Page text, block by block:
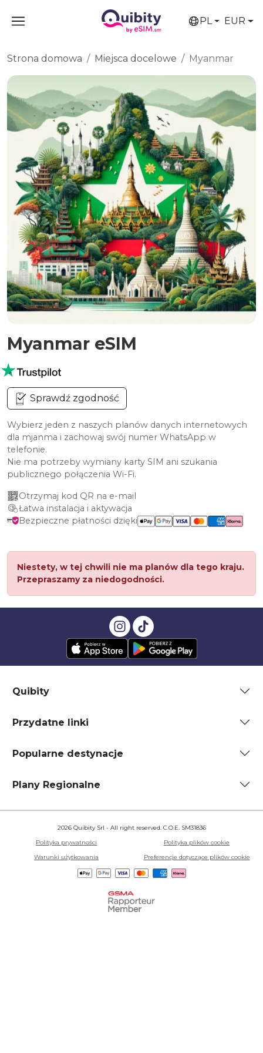
PL EUR
Strona domowa Miejsca docelowe Myanmar
Myanmar eSIM
Sprawdź zgodność
Wybierz jeden z naszych planów danych internetowych
dla mjanma i zachowaj swój numer WhatsApp w
telefonie.
Nie ma potrzeby wymiany karty SIM ani szukania
publicznego połączenia Wi-Fi.
Otrzymaj kod QR na e-mail
Łatwa instalacja i aktywacja
Bezpieczne płatności dzięki
Niestety, w tej chwili nie ma planów dla tego kraju.
Przepraszamy za niedogodności.
Quibity
Przydatne linki
Popularne destynacje
Plany Regionalne
2026 Quibity Srl - All right reserved. C.O.E. SM31836
Polityka prywatności
Polityka plików cookie
Warunki użytkowania
Preferencje dotyczące plików cookie